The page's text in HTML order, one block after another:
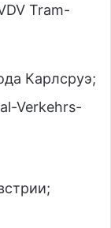
Tram-
Карлсруэ;
Verkehrs-